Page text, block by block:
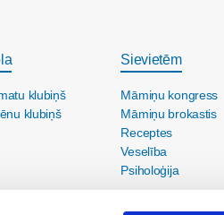
klubiņš
klubiņš
Sievietēm
Māmiņu kongress
Māmiņu brokastis
Receptes
Veselība
Psiholoģija